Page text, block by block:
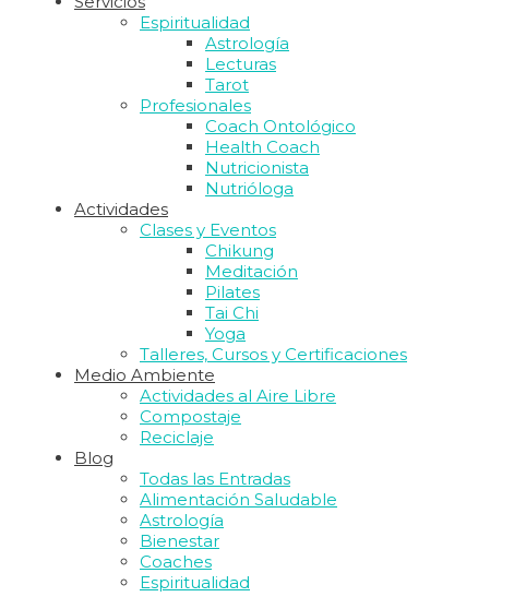
Espiritualidad
Astrología
Lecturas
Tarot
Profesionales
Coach Ontológico
Health Coach
Nutricionista
Nutrióloga
Actividades
Clases y Eventos
Chikung
Meditación
Pilates
Tai Chi
Yoga
Talleres, Cursos y Certificaciones
Medio Ambiente
Actividades al Aire Libre
Compostaje
Reciclaje
Blog
Todas las Entradas
Alimentación Saludable
Astrología
Bienestar
Coaches
Espiritualidad